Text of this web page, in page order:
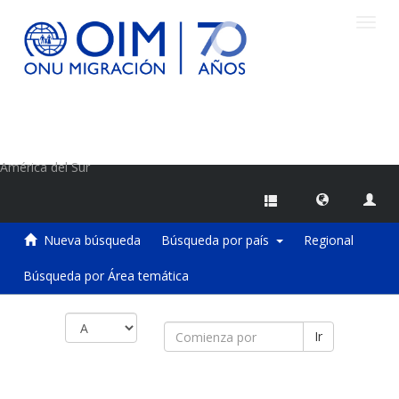
América del Sur
Nueva búsqueda Búsqueda por país Regional
Búsqueda por Área temática
Ir